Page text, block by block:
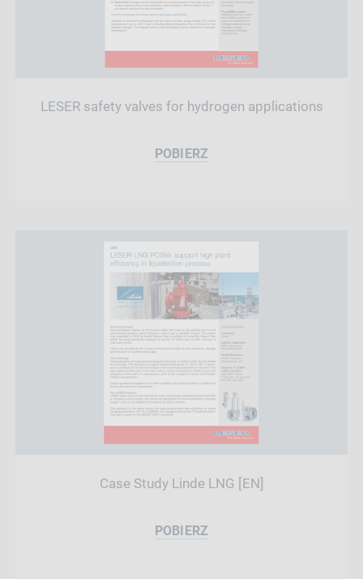
LESER safety valves for hydrogen applications
POBIERZ
Case Study Linde LNG [EN]
POBIERZ